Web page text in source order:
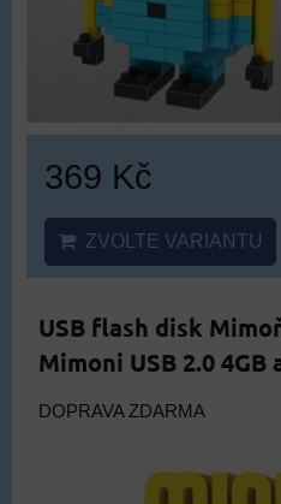
369 Kč
ZVOLTE VARIANTU
USB flash disk
Mimoni USB 2.0 4GB
DOPRAVA ZDARMA